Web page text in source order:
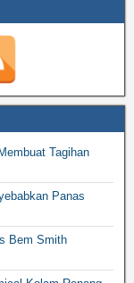
Tagihan
Panas
Bem Smith